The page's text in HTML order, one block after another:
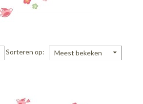
Sorteren op Meest bekeken